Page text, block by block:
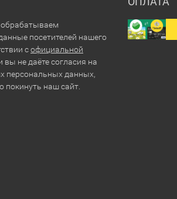
посетителей нашего
софициальной
вы не даёте согласия на
персональных данных,
покинуть наш сайт.